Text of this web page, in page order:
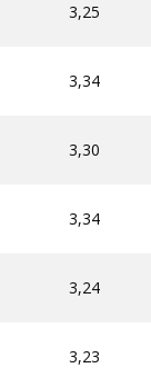
3,25
3,34
3,30
3,34
3,24
3,23